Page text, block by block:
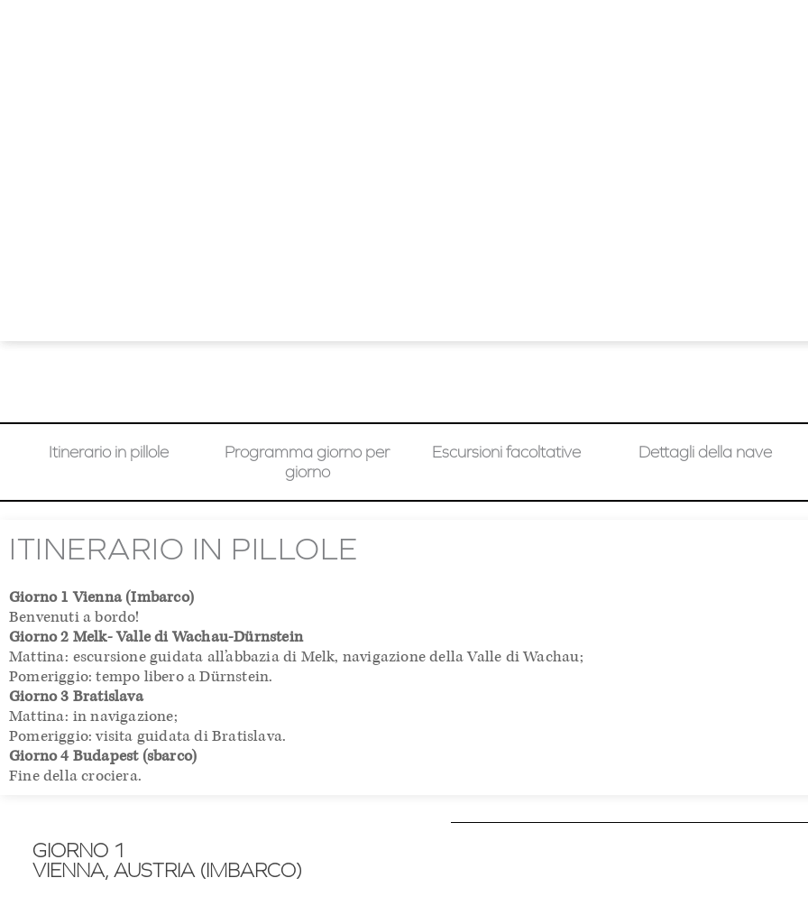
Itinerario in pillole
Programma giorno per
giorno
Escursioni facoltative Dettagli della nave
ITINERARIO IN PILLOLE
Giorno 1 Vienna (Imbarco)
Benvenuti a bordo!
Giorno 2 Melk- Valle di Wachau-Dürnstein
Mattina: escursione guidata all’abbazia di Melk, navigazione della Valle di Wachau;
Pomeriggio: tempo libero a Dürnstein.
Giorno 3 Bratislava
Mattina: in navigazione;
Pomeriggio: visita guidata di Bratislava.
Giorno 4 Budapest (sbarco)
Fine della crociera.
GIORNO 1
VIENNA, AUSTRIA (IMBARCO)